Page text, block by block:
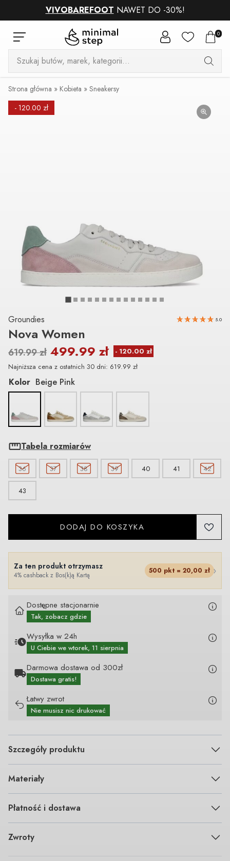
VIVOBAREFOOT NAWET DO -30%!
0
Wyszukiwarka
produktów
Strona główna » Kobieta » Sneakersy
- 120.00 zł
Groundies 5.0
Nova Women
619.99zł 499.99 zł
Najniższa cena z ostatnich 30 dni: 619.99 zł
Kolor Beige Pink
Tabela rozmiarów
36 37 38 39 40 41 42
43
DODAJ DO KOSZYKA
Za ten produkt otrzymasz
4% cashback z Bos(k)ą Kartą
500 pkt = 20,00 zł ›
Dostępne stacjonarnie
Tak, zobacz gdzie
Wysyłka w 24h
U Ciebie we wtorek, 11 sierpnia
Darmowa dostawa od 300zł
Dostawa gratis!
Łatwy zwrot
Nie musisz nic drukować
Szczegóły produktu
Materiały
Płatność i dostawa
Zwroty